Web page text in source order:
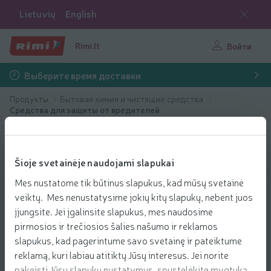
Šioje svetainėje naudojami slapukai
Mes nustatome tik būtinus slapukus, kad mūsų svetainė
veiktų. Mes nenustatysime jokių kitų slapukų, nebent juos
įjungsite. Jei įgalinsite slapukus, mes naudosime
pirmosios ir trečiosios šalies našumo ir reklamos
slapukus, kad pagerintume savo svetainę ir pateiktume
reklamą, kuri labiau atitiktų Jūsų interesus. Jei norite
Lietuvių English
Rimi.lt Войти
Выберите время доставки
Продукты
Бытовая химия и чистящие средства
Средства для защиты от вредителей